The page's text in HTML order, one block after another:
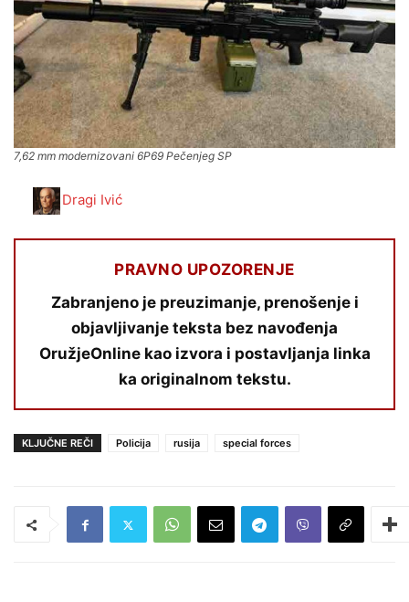
7,62 mm modernizovani 6P69 Pečenjeg SP
Dragi Ivić
PRAVNO UPOZORENJE
Zabranjeno je preuzimanje, prenošenje i
objavljivanje teksta bez navođenja
OružjeOnline kao izvora i postavljanja linka
ka originalnom tekstu.
KLJUČNE REČI Policija rusija special forces